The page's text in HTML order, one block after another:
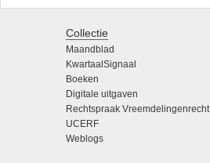
Collectie
Maandblad
KwartaalSignaal
Boeken
Digitale uitgaven
Rechtspraak Vreemdelingenrecht
UCERF
Weblogs